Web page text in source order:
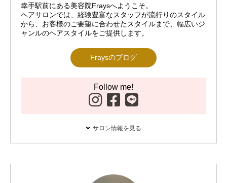
幸手駅前にある美容院Fraysへようこそ。
ヘアサロンでは、経験豊富なスタッフが流行りのスタイル
から、お客様のご要望に合わせたスタイルまで、幅広いジ
ャンルのヘアスタイルをご提供します。
Fraysのブログ
Follow me!
サロン情報を見る